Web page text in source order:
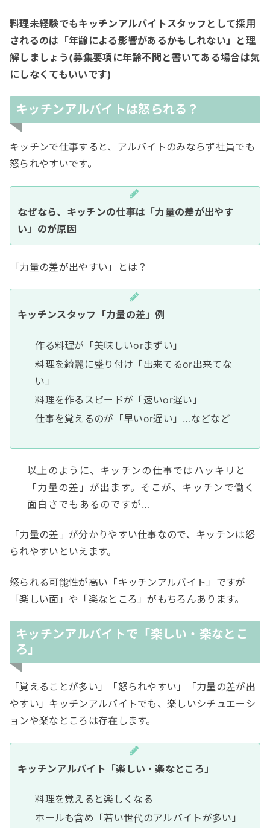
料理未経験でもキッチンアルバイトスタッフとして採用
されるのは「年齢による影響があるかもしれない」と理
解しましょう(募集要項に年齢不問と書いてある場合は気
にしなくてもいいです)
キッチンアルバイトは怒られる？
キッチンで仕事すると、アルバイトのみならず社員でも
怒られやすいです。
なぜなら、キッチンの仕事は「力量の差が出やす
い」のが原因
「力量の差が出やすい」とは？
キッチンスタッフ「力量の差」例
作る料理が「美味しいorまずい」
料理を綺麗に盛り付け「出来てるor出来てな
い」
料理を作るスピードが「速いor遅い」
仕事を覚えるのが「早いor遅い」…などなど
以上のように、キッチンの仕事ではハッキリと
「力量の差」が出ます。そこが、キッチンで働く
面白さでもあるのですが…
「力量の差」が分かりやすい仕事なので、キッチンは怒
られやすいといえます。
怒られる可能性が高い「キッチンアルバイト」ですが
「楽しい面」や「楽なところ」がもちろんあります。
キッチンアルバイトで「楽しい・楽なとこ
ろ」
「覚えることが多い」「怒られやすい」「力量の差が出
やすい」キッチンアルバイトでも、楽しいシチュエーシ
ョンや楽なところは存在します。
キッチンアルバイト「楽しい・楽なところ」
料理を覚えると楽しくなる
ホールも含め「若い世代のアルバイトが多い」